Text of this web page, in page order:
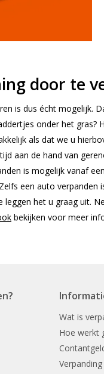
door te
is dus écht mogelijk.
onder het gras?
als dat we u
aan de hand van
is mogelijk vanaf
een auto
leggen het u graag uit.
bekijken voor meer
Wat is
Hoe werkt
Verpanding